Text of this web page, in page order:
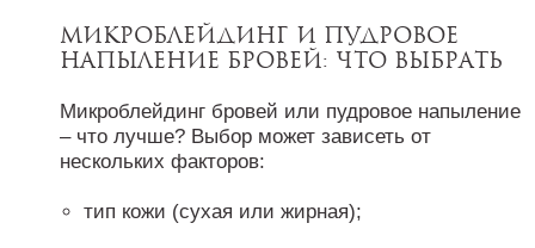
Микроблейдинг и пудровое
напыление бровей: что выбрать
Микроблейдинг бровей или пудровое напыление
– что лучше? Выбор может зависеть от
нескольких факторов:
тип кожи (сухая или жирная);